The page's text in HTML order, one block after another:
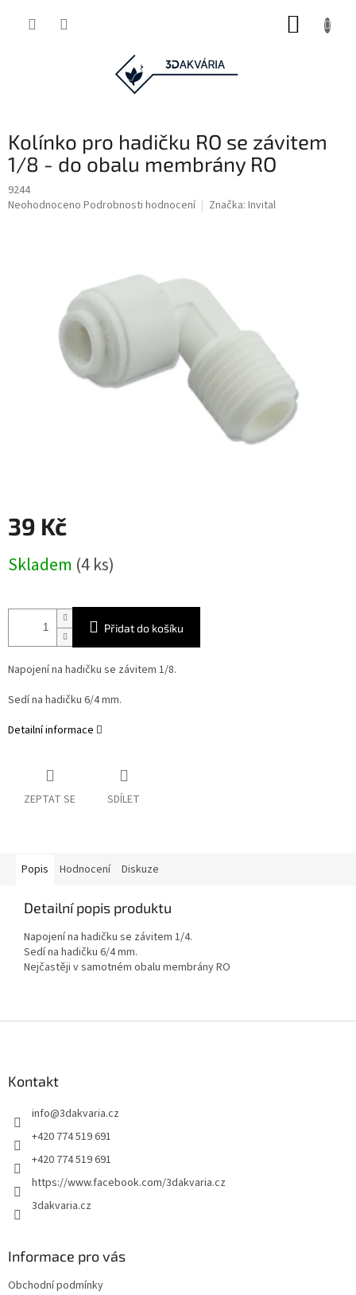
Kolínko pro hadičku RO se závitem
1/8 - do obalu membrány RO
9244
Průměrné
Neohodnoceno Podrobnosti hodnocení Značka: Invital
39 Kč
cena:
Skladem (4 ks)
Přidat do košíku
Napojení na hadičku se závitem 1/8.
Sedí na hadičku 6/4 mm.
Detailní informace
ZEPTAT SE SDÍLET
Popis Hodnocení Diskuze
Detailní popis produktu
Napojení na hadičku se závitem 1/4.
Sedí na hadičku 6/4 mm.
Nejčastěji v samotném obalu membrány RO
Kontakt
info@3dakvaria.cz
+420 774 519 691
+420 774 519 691
https://www.facebook.com/3dakvaria.cz
3dakvaria.cz
Informace pro vás
Obchodní podmínky